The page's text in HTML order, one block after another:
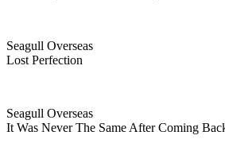
Seagull Overseas
Lost Perfection
Seagull Overseas
It Was Never The Same After Coming